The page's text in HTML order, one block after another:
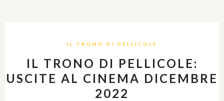
IL TRONO DI PELLICOLE
IL TRONO DI PELLICOLE:
USCITE AL CINEMA DICEMBRE
2022